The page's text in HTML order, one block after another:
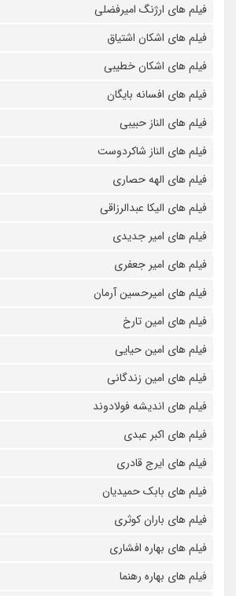
فیلم های ارژنگ امیرفضلی
فیلم های اشکان اشتیاق
فیلم های اشکان خطیبی
فیلم های افسانه بایگان
فیلم های الناز حبیبی
فیلم های الناز شاکردوست
فیلم های الهه حصاری
فیلم های الیکا عبدالرزاقی
فیلم های امیر جدیدی
فیلم های امیر جعفری
فیلم های امیرحسین آرمان
فیلم های امین تارخ
فیلم های امین حیایی
فیلم های امین زندگانی
فیلم های اندیشه فولادوند
فیلم های اکبر عبدی
فیلم های ایرج قادری
فیلم های بابک حمیدیان
فیلم های باران کوثری
فیلم های بهاره افشاری
فیلم های بهاره رهنما